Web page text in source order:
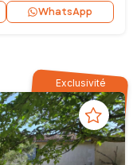
WhatsApp
Exclusivité